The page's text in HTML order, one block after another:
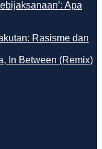
Apa
Rasisme dan
In Between (Remix)